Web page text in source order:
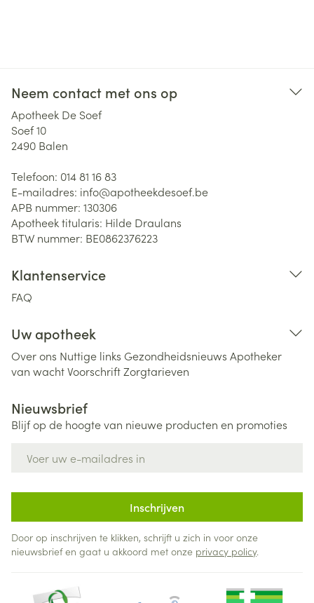
Neem contact met ons op
Apotheek De Soef
Soef 10
2490 Balen
Telefoon: 014 81 16 83
E-mailadres: info@apotheekdesoef.be
APB nummer: 130306
Apotheek titularis: Hilde Draulans
BTW nummer: BE0862376223
Klantenservice
FAQ
Uw apotheek
Over ons Nuttige links Gezondheidsnieuws Apotheker
van wachtVoorschriftZorgtarieven
Nieuwsbrief
Blijf op de hoogte van nieuwe producten en promoties
Inschrijven
Door op inschrijven te klikken, schrijft u zich in voor onze
nieuwsbrief en gaat u akkoord met onze privacy policy.